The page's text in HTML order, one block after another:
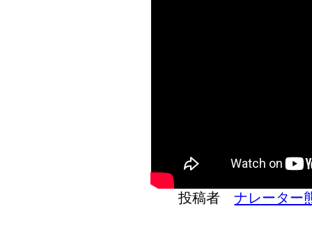
投稿者ナレーター